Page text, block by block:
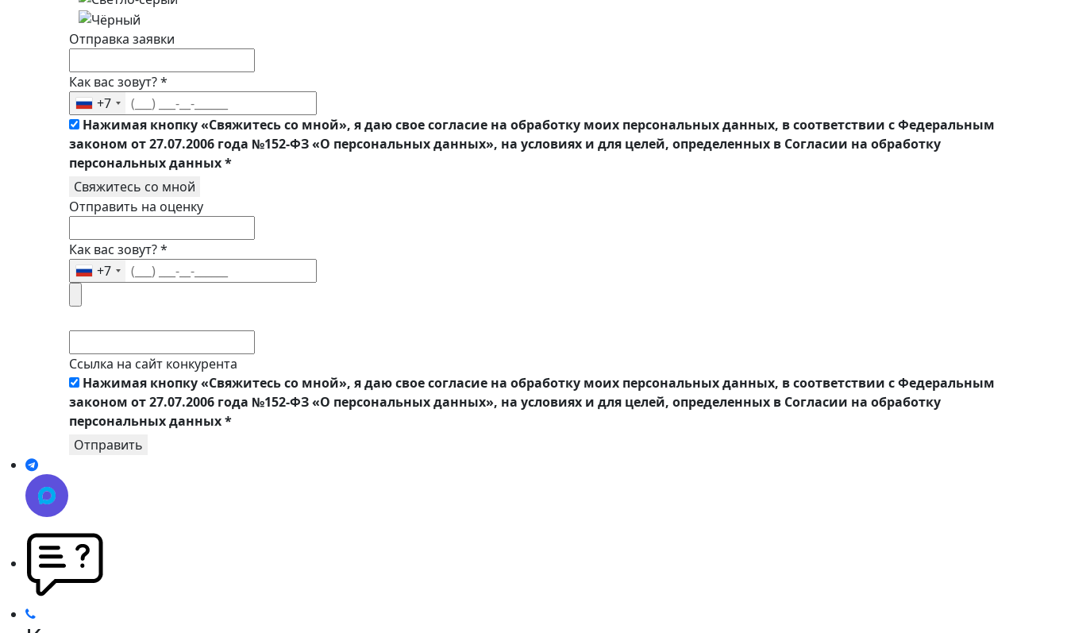
Отправка заявки
Как вас зовут?*
+7
Нажимая кнопку «Свяжитесь со мной», я даю свое согласие на обработку моих персональных данных, в соответствии с Федеральным
законом от 27.07.2006 года №152-ФЗ «О персональных данных», на условиях и для целей, определенных в Согласии на обработку
персональных данных*
Свяжитесь со мной
Отправить на оценку
Как вас зовут?*
+7
Ссылка на сайт конкурента
Нажимая кнопку «Свяжитесь со мной», я даю свое согласие на обработку моих персональных данных, в соответствии с Федеральным
законом от 27.07.2006 года №152-ФЗ «О персональных данных», на условиях и для целей, определенных в Согласии на обработку
персональных данных*
Отправить